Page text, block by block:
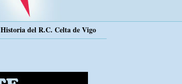
Historia del R.C. Celta de Vigo